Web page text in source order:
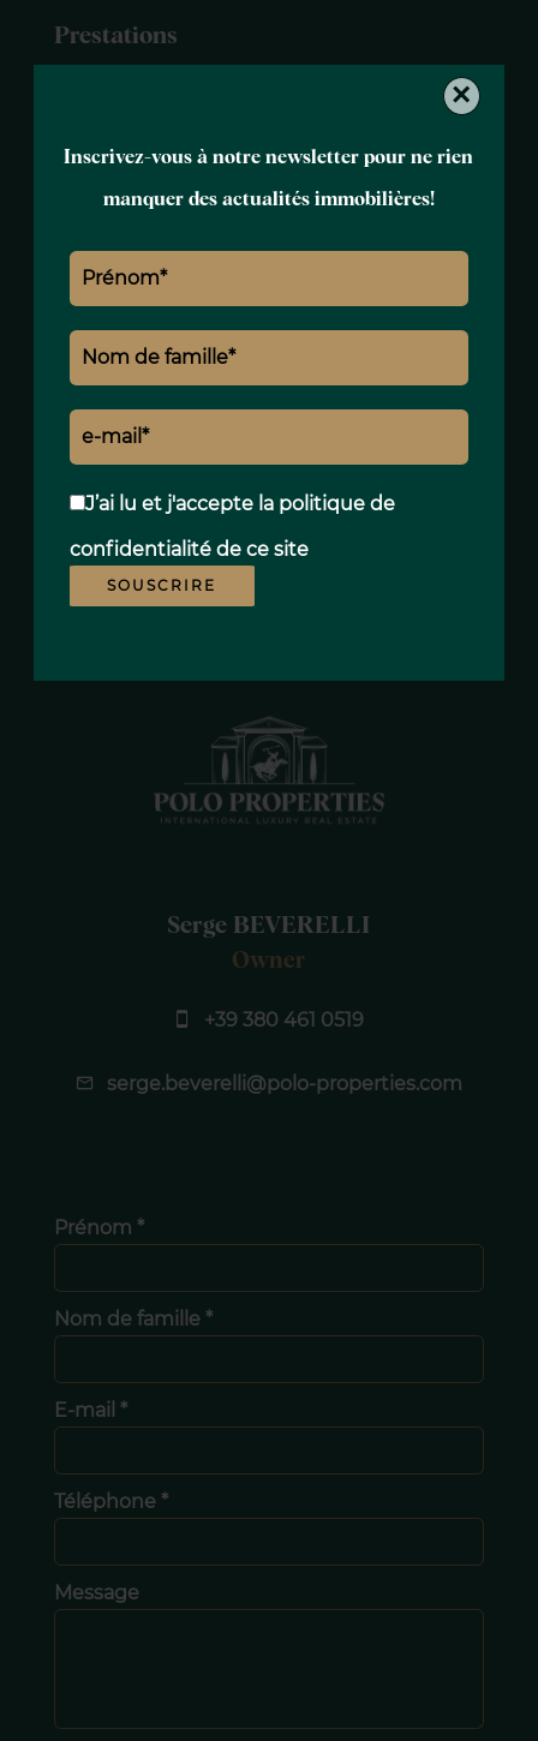
Inscrivez-vous à notre newsletter pour ne rien
manquer des actualités immobilières!
J’ai lu et j'accepte la politique de
confidentialitéde ce site
SOUSCRIRE
×
Prestations
Moustiquaires
Abri de voiture
Barbecue
Clôture
Éclairage extérieur
Puits
Alarme
Barres de fenêtres
Portail électrique
Service de sécurité
Vidéo surveillance
Piscine
Serge BEVERELLI
Owner
+39 380 461 0519
serge.beverelli@polo-properties.com
Prénom *
Nom de famille *
E-mail *
Téléphone *
Message